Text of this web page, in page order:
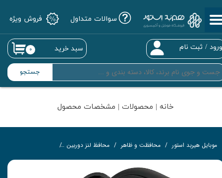
جستجو
/ ثبت نام
حساب کاربری من
تغییر گذر واژه
سفارشات
خروج از حساب کاربری
۰ سبد خرید
سوالات متداول فروش ویژه
خانه | محصولات | مشخصات محصول
موبایل هیربد استور محافظت و ظاهر محافظ لنز دوربین